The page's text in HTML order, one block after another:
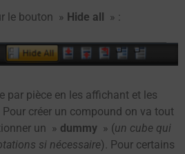
le bouton » Hide all » :
par pièce en les affichant et les
créer un compound on va tout
un » dummy» (un cube qui
si nécessaire). Pour certains